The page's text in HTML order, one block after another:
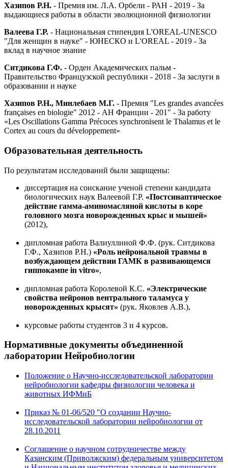
Хазипов Р.Н. - Премия им. Л.А. Орбели - РАН - 2019 - За
выдающиеся работы в области эволюционной физиологии
Валеева Г.Р. - Национальная стипендия L'OREAL-UNESCO
"Для женщин в науке" - ЮНЕСКО и L'OREAL - 2019 - За
вклад в научное знание
Ситдикова Г.Ф. - Орден Академических пальм -
Правительство Французской республики - 2018 - За заслуги в
образовании и науке
Хазипов Р.Н., Минлебаев М.Г. - Премия "Les grandes avancées
françaises en biologie" 2012 - АН Франции - 201" - За работу
«Les Oscillations Gamma Précoces synchronisent le Thalamus et le
Cortex au cours du développement»
Образовательная деятельность
По результатам исследований были защищены:
диссертация на соискание ученой степени кандидата
биологических наук Валеевой Г.Р. «Постсинаптическое
действие гамма-аминомасляной кислоты в коре
головного мозга новорожденных крыс и мышей»
(2012),
дипломная работа Валиуллиной Ф.Ф. (рук. Ситдикова
Г.Ф., Хазипов Р.Н.) «Роль нейрональной травмы в
возбуждающем действии ГАМК в развивающемся
гиппокампе in vitro»,
дипломная работа Королевой К.С. «Электрические
свойства нейронов вентрального таламуса у
новорожденных крысят» (рук. Яковлев А.В.),
курсовые работы студентов 3 и 4 курсов.
Нормативные документы объединенной
лаборатории Нейробиологии
Положение о Научно-исследовательской лаборатории
нейробиологии кафедры физиологии человека и
животных ИФМиБ
Приказ № 01-06/520 "О создании Научно-
исследовательской лаборатории нейробиологии от
28.10.2011
Соглашение о научном сотрудничестве между
Казанским (Приволжским) федеральным университетом